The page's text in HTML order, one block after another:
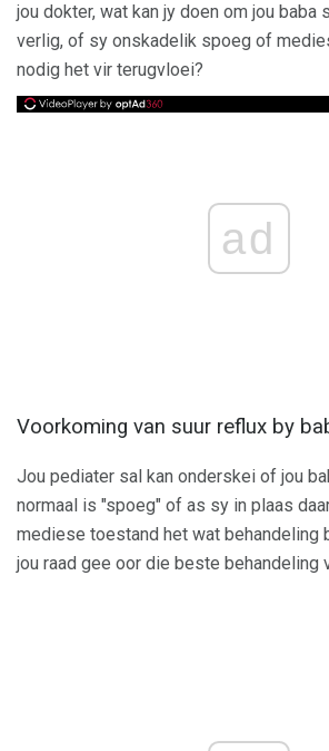
jou dokter, wat kan jy doen om jou baba
verlig, of sy onskadelik spoeg of
nodig het vir terugvloei?
ad
Voorkoming van suur reflux by
Jou pediater sal kan onderskei of jou
normaal is "spoeg" of as sy in plaas
mediese toestand het wat behandeling
jou raad gee oor die beste behandeling